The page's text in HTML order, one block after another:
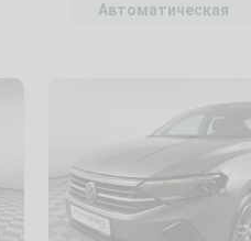
Автоматическая